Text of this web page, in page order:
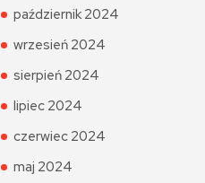
październik 2024
wrzesień 2024
sierpień 2024
lipiec 2024
czerwiec 2024
maj 2024